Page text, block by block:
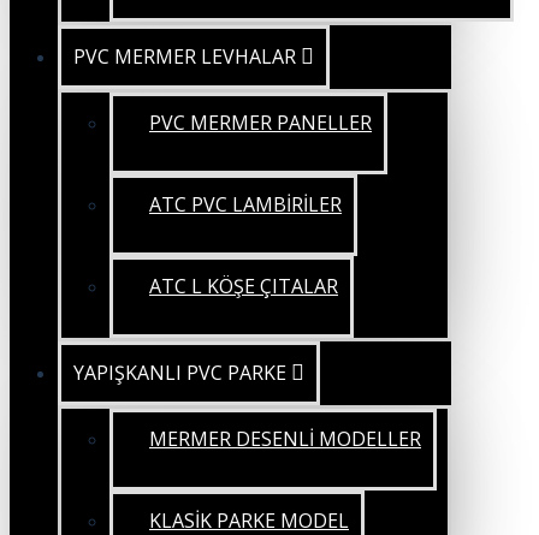
PVC MERMER LEVHALAR
PVC MERMER PANELLER
ATC PVC LAMBİRİLER
ATC L KÖŞE ÇITALAR
YAPIŞKANLI PVC PARKE
MERMER DESENLİ MODELLER
KLASİK PARKE MODEL